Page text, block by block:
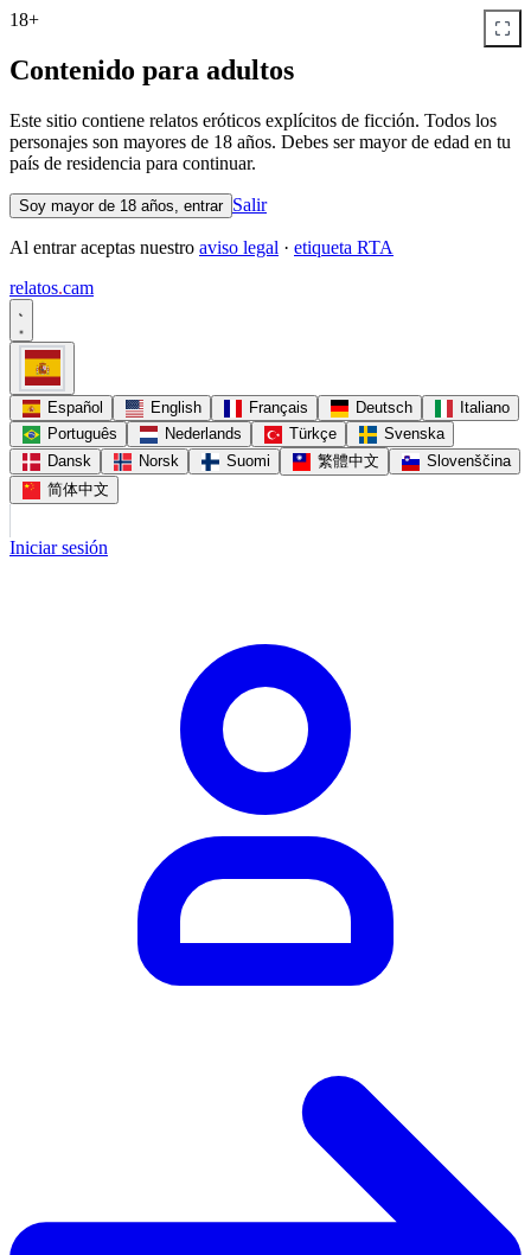
18+
Contenido para adultos
Este sitio contiene relatos eróticos explícitos de ficción. Todos los
personajes son mayores de 18 años. Debes ser mayor de edad en tu
país de residencia para continuar.
Soy mayor de 18 años, entrar Salir
Al entrar aceptas nuestro aviso legal · etiqueta RTA
relatos.cam
Español English Français Deutsch
Italiano
Português
Nederlands Türkçe
Svenska
Dansk
Norsk Suomi 繁體中文
Slovenščina
简体中文
Iniciar sesión